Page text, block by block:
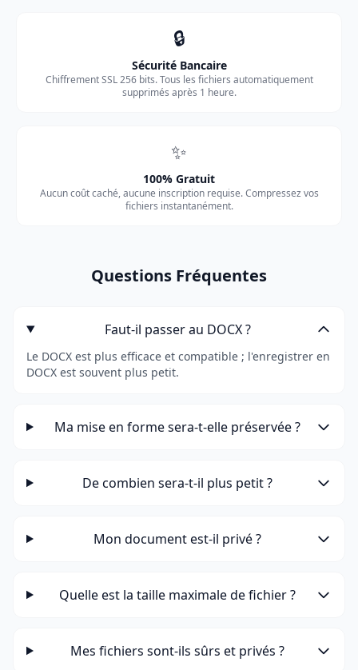
🔒
Sécurité Bancaire
Chiffrement SSL 256 bits. Tous les fichiers automatiquement
supprimés après 1 heure.
✨
100% Gratuit
Aucun coût caché, aucune inscription requise. Compressez vos
fichiers instantanément.
Questions Fréquentes
Faut-il passer au DOCX ?
Le DOCX est plus efficace et compatible ; l'enregistrer en
DOCX est souvent plus petit.
Ma mise en forme sera-t-elle préservée ?
De combien sera-t-il plus petit ?
Mon document est-il privé ?
Quelle est la taille maximale de fichier ?
Mes fichiers sont-ils sûrs et privés ?